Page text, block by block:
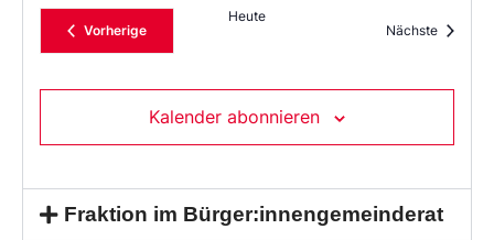
VorherigeVeranstaltungen
Heute
Nächste
Kalender abonnieren
Fraktion im Bürger:innengemeinderat